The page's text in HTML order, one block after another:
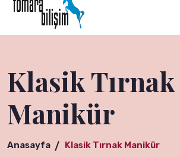
Klasik Tırnak
Manikür
Anasayfa Klasik Tırnak Manikür